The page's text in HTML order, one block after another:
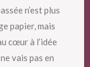
n’est plus
papier, mais
cœur à l’idée
vais pas en